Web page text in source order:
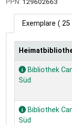
Exemplare ( 25
Exemplare
Bibliothek
Süd
Bibliothek
Süd